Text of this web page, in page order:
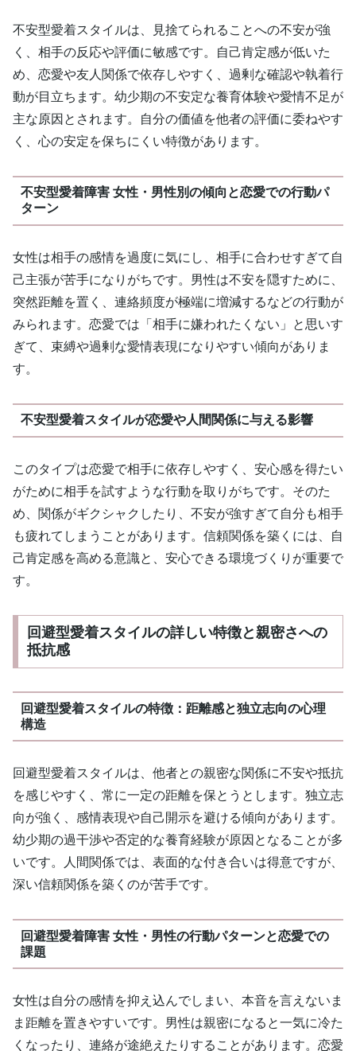
不安型愛着スタイルは、見捨てられることへの不安が強
く、相手の反応や評価に敏感です。自己肯定感が低いた
め、恋愛や友人関係で依存しやすく、過剰な確認や執着行
動が目立ちます。幼少期の不安定な養育体験や愛情不足が
主な原因とされます。自分の価値を他者の評価に委ねやす
く、心の安定を保ちにくい特徴があります。
不安型愛着障害 女性・男性別の傾向と恋愛での行動パ
ターン
女性は相手の感情を過度に気にし、相手に合わせすぎて自
己主張が苦手になりがちです。男性は不安を隠すために、
突然距離を置く、連絡頻度が極端に増減するなどの行動が
みられます。恋愛では「相手に嫌われたくない」と思いす
ぎて、束縛や過剰な愛情表現になりやすい傾向がありま
す。
不安型愛着スタイルが恋愛や人間関係に与える影響
このタイプは恋愛で相手に依存しやすく、安心感を得たい
がために相手を試すような行動を取りがちです。そのた
め、関係がギクシャクしたり、不安が強すぎて自分も相手
も疲れてしまうことがあります。信頼関係を築くには、自
己肯定感を高める意識と、安心できる環境づくりが重要で
す。
回避型愛着スタイルの詳しい特徴と親密さへの
抵抗感
回避型愛着スタイルの特徴：距離感と独立志向の心理
構造
回避型愛着スタイルは、他者との親密な関係に不安や抵抗
を感じやすく、常に一定の距離を保とうとします。独立志
向が強く、感情表現や自己開示を避ける傾向があります。
幼少期の過干渉や否定的な養育経験が原因となることが多
いです。人間関係では、表面的な付き合いは得意ですが、
深い信頼関係を築くのが苦手です。
回避型愛着障害 女性・男性の行動パターンと恋愛での
課題
女性は自分の感情を抑え込んでしまい、本音を言えないま
ま距離を置きやすいです。男性は親密になると一気に冷た
くなったり、連絡が途絶えたりすることがあります。恋愛